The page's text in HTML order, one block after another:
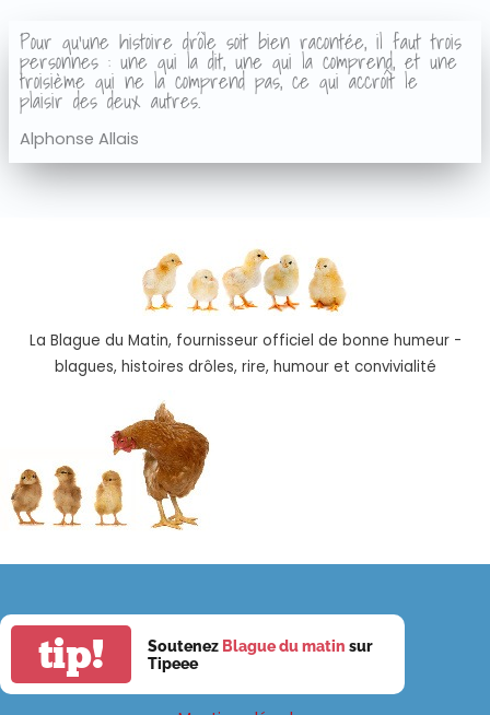
Pour qu'une histoire drôle soit bien racontée, il faut trois
personnes : une qui la dit, une qui la comprend, et une
troisième qui ne la comprend pas, ce qui accroît le
plaisir des deux autres.
Alphonse Allais
La Blague du Matin, fournisseur officiel de bonne humeur -
blagues, histoires drôles, rire, humour et convivialité
tip! Soutenez Blague du matin sur
Tipeee